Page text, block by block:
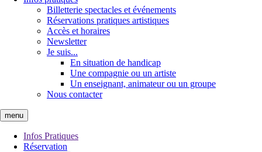
Billetterie spectacles et événements
Réservations pratiques artistiques
Accès et horaires
Newsletter
Je suis...
En situation de handicap
Une compagnie ou un artiste
Un enseignant, animateur ou un groupe
Nous contacter
menu
Infos Pratiques
Réservation